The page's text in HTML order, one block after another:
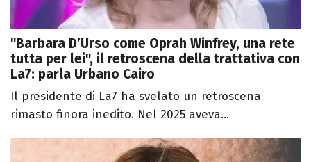
"Barbara D’Urso come Oprah Winfrey, una rete
tutta per lei", il retroscena della trattativa con
La7: parla Urbano Cairo
Il presidente di La7 ha svelato un retroscena
rimasto finora inedito. Nel 2025 aveva...